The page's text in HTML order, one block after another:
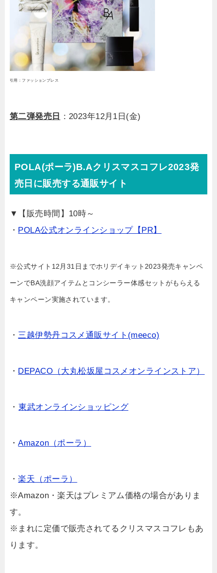
引用：ファッションプレス
第二弾発売日 ：2023年12月1日(金)
POLA(ポーラ)B.Aクリスマスコフレ2023発
売日に販売する通販サイト
▼【販売時間】10時～
・ POLA公式オンラインショップ【PR】
※公式サイト12月31日までホリデイキット2023発売キャンペ
ーンでBA洗顔アイテムとコンシーラー体感セットがもらえる
キャンペーン実施されています。
・三越伊勢丹コスメ通販サイト(meeco)
・ DEPACO（大丸松坂屋コスメオンラインストア）
・ 東武オンラインショッピング
・Amazon（ポーラ）
・楽天（ポーラ）
※Amazon・楽天はプレミアム価格の場合がありま
す。
※まれに定価で販売されてるクリスマスコフレもあ
ります。